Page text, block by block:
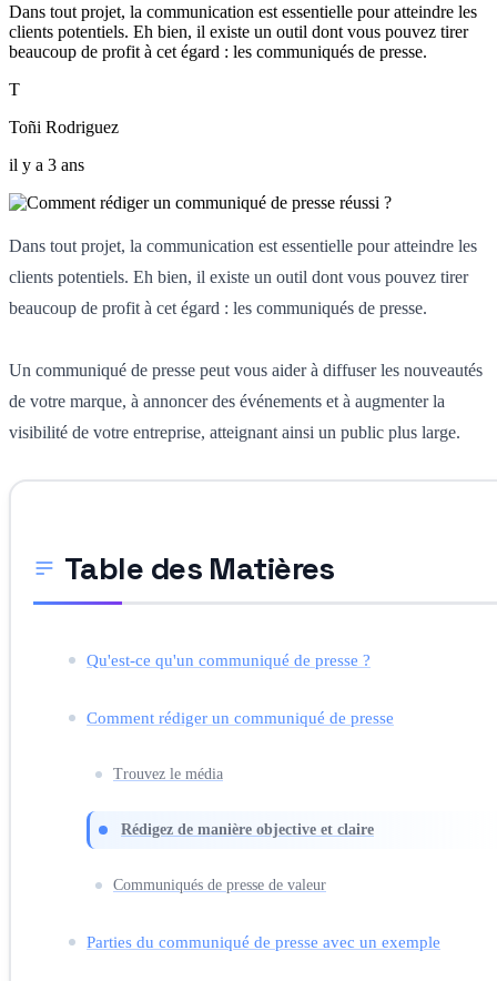
Dans tout projet, la communication est essentielle pour atteindre les
clients potentiels. Eh bien, il existe un outil dont vous pouvez tirer
beaucoup de profit à cet égard : les communiqués de presse.
T
Toñi Rodriguez
il y a 3 ans
Dans tout projet, la communication est essentielle pour atteindre les
clients potentiels. Eh bien, il existe un outil dont vous pouvez tirer
beaucoup de profit à cet égard : les communiqués de presse.
Un communiqué de presse peut vous aider à diffuser les nouveautés
de votre marque, à annoncer des événements et à augmenter la
visibilité de votre entreprise, atteignant ainsi un public plus large.
Table des Matières
Qu'est-ce qu'un communiqué de presse ?
Comment rédiger un communiqué de presse
Trouvez le média
Rédigez de manière objective et claire
Communiqués de presse de valeur
Parties du communiqué de presse avec un exemple